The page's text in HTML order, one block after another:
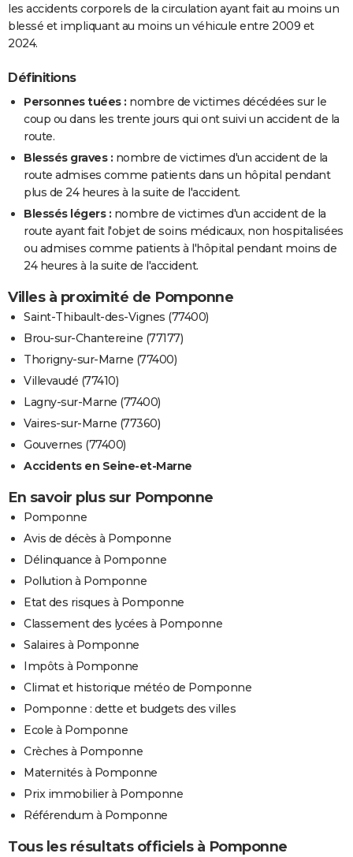
les accidents corporels de la circulation ayant fait au moins un
blessé et impliquant au moins un véhicule entre 2009 et
2024.
Définitions
Personnes tuées : nombre de victimes décédées sur le
coup ou dans les trente jours qui ont suivi un accident de la
route.
Blessés graves : nombre de victimes d'un accident de la
route admises comme patients dans un hôpital pendant
plus de 24 heures à la suite de l'accident.
Blessés légers : nombre de victimes d'un accident de la
route ayant fait l'objet de soins médicaux, non hospitalisées
ou admises comme patients à l'hôpital pendant moins de
24 heures à la suite de l'accident.
Villes à proximité de Pomponne
Saint-Thibault-des-Vignes (77400)
Brou-sur-Chantereine (77177)
Thorigny-sur-Marne (77400)
Villevaudé (77410)
Lagny-sur-Marne (77400)
Vaires-sur-Marne (77360)
Gouvernes (77400)
Accidents en Seine-et-Marne
En savoir plus sur Pomponne
Pomponne
Avis de décès à Pomponne
Délinquance à Pomponne
Pollution à Pomponne
Etat des risques à Pomponne
Classement des lycées à Pomponne
Salaires à Pomponne
Impôts à Pomponne
Climat et historique météo de Pomponne
Pomponne : dette et budgets des villes
Ecole à Pomponne
Crèches à Pomponne
Maternités à Pomponne
Prix immobilier à Pomponne
Référendum à Pomponne
Tous les résultats officiels à Pomponne